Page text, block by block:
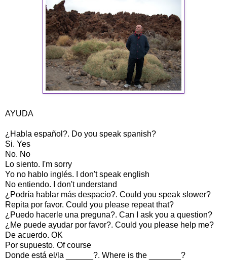
AYUDA
¿Habla español?. Do you speak spanish?
Si. Yes
No. No
Lo siento. I'm sorry
Yo no hablo inglés. I don't speak english
No entiendo. I don't understand
¿Podría hablar más despacio?. Could you speak slower?
Repita por favor. Could you please repeat that?
¿Puedo hacerle una preguna?. Can I ask you a question?
¿Me puede ayudar por favor?. Could you please help me?
De acuerdo. OK
Por supuesto. Of course
Donde está el/la ______?. Where is the _______?